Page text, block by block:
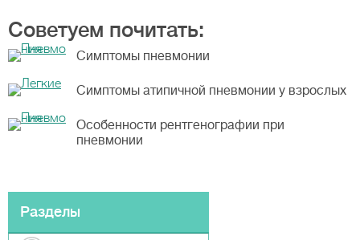
Советуем почитать:
Симптомы пневмонии
Симптомы атипичной пневмонии у взрослых
Особенности рентгенографии при
пневмонии
Разделы